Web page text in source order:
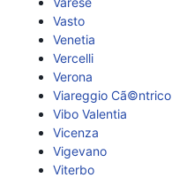
Vasto
Venetia
Vercelli
Verona
Viareggio Cã©ntrico
Vibo Valentia
Vicenza
Vigevano
Viterbo